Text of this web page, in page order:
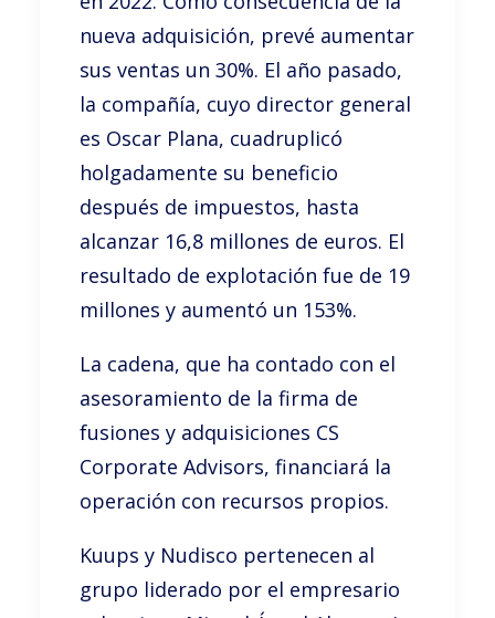
nueva adquisición, prevé aumentar
sus ventas un 30%. El año pasado,
la compañía, cuyo director general
es Oscar Plana, cuadruplicó
holgadamente su beneficio
después de impuestos, hasta
alcanzar 16,8 millones de euros. El
resultado de explotación fue de 19
millones y aumentó un 153%.
La cadena, que ha contado con el
asesoramiento de la firma de
fusiones y adquisiciones CS
Corporate Advisors, financiará la
operación con recursos propios.
Kuups y Nudisco pertenecen al
grupo liderado por el empresario